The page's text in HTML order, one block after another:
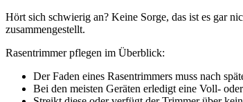
Hört sich schwierig an? Keine Sorge, das ist es gar
zusammengestellt.
Rasentrimmer pflegen im Überblick:
Der Faden eines Rasentrimmers muss nach
Bei den meisten Geräten erledigt eine Voll-